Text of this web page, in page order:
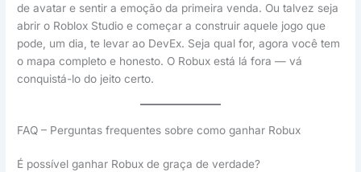
de avatar e sentir a emoção da primeira venda. Ou talvez seja
abrir o Roblox Studio e começar a construir aquele jogo que
pode, um dia, te levar ao DevEx. Seja qual for, agora você tem
o mapa completo e honesto. O Robux está lá fora — vá
conquistá-lo do jeito certo.
FAQ – Perguntas frequentes sobre como ganhar Robux
É possível ganhar Robux de graça de verdade?